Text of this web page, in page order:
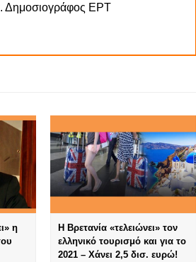
Δημοσιογράφος ΕΡΤ
η
Η Βρετανία «τελειώνει» τον
ελληνικό τουρισμό και για το
2021 – Χάνει 2,5 δισ. ευρώ!